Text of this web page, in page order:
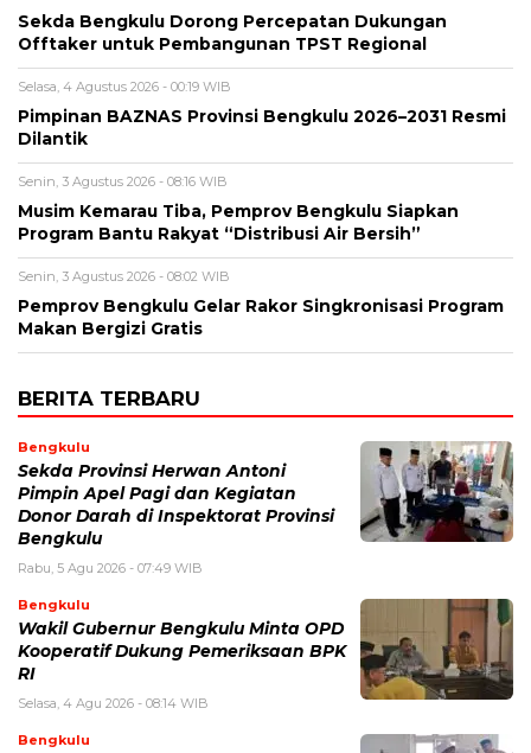
Sekda Bengkulu Dorong Percepatan Dukungan
Offtaker untuk Pembangunan TPST Regional
Selasa, 4 Agustus 2026 - 00:19 WIB
Pimpinan BAZNAS Provinsi Bengkulu 2026–2031 Resmi
Dilantik
Senin, 3 Agustus 2026 - 08:16 WIB
Musim Kemarau Tiba, Pemprov Bengkulu Siapkan
Program Bantu Rakyat “Distribusi Air Bersih”
Senin, 3 Agustus 2026 - 08:02 WIB
Pemprov Bengkulu Gelar Rakor Singkronisasi Program
Makan Bergizi Gratis
BERITA TERBARU
Bengkulu
Sekda Provinsi Herwan Antoni
Pimpin Apel Pagi dan Kegiatan
Donor Darah di Inspektorat Provinsi
Bengkulu
Rabu, 5 Agu 2026 - 07:49 WIB
Bengkulu
Wakil Gubernur Bengkulu Minta OPD
Kooperatif Dukung Pemeriksaan BPK
RI
Selasa, 4 Agu 2026 - 08:14 WIB
Bengkulu